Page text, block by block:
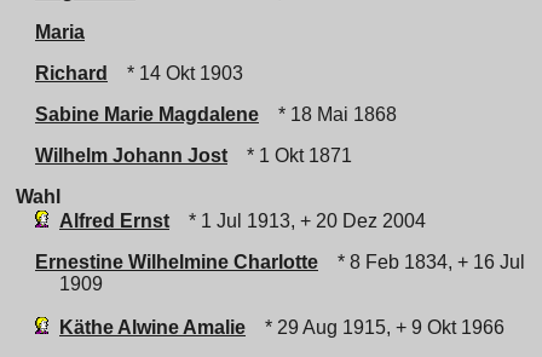
Maria
Richard
* 14 Okt 1903
Sabine Marie Magdalene
* 18 Mai 1868
Wilhelm Johann Jost
* 1 Okt 1871
Wahl
Alfred Ernst
* 1 Jul 1913, + 20 Dez 2004
Ernestine Wilhelmine Charlotte
* 8 Feb 1834, + 16 Jul
1909
Käthe Alwine Amalie
* 29 Aug 1915, + 9 Okt 1966